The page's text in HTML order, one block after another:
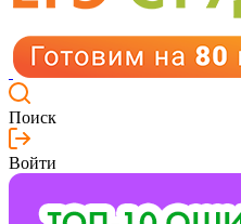
Поиск
Войти